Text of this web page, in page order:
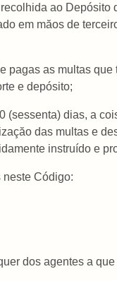
ao
em măos de
pagas as multas
e depósito;
(sessenta) dias, a
das multas e
instruído e
Código:
dos agentes a